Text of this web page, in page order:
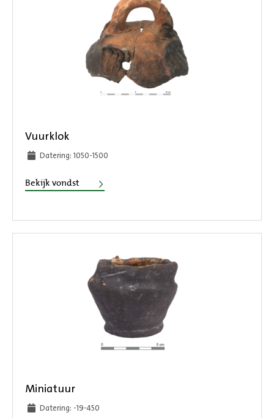
Vuurklok
Datering: 1050-1500
Bekijk vondst Vuurklok
Miniatuur
Datering: -19-450